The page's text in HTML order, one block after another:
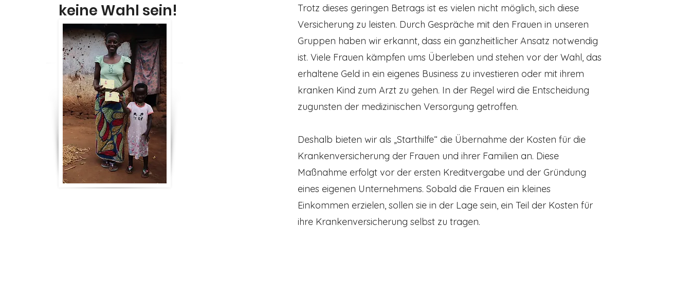
keine Wahl sein!
Trotz dieses geringen Betrags ist es vielen nicht möglich, sich diese
Versicherung zu leisten. Durch Gespräche mit den Frauen in unseren
Gruppen haben wir erkannt, dass ein ganzheitlicher Ansatz notwendig
ist. Viele Frauen kämpfen ums Überleben und stehen vor der Wahl, das
erhaltene Geld in ein eigenes Business zu investieren oder mit ihrem
kranken Kind zum Arzt zu gehen. In der Regel wird die Entscheidung
zugunsten der medizinischen Versorgung getroffen.
Deshalb bieten wir als „Starthilfe“ die Übernahme der Kosten für die
Krankenversicherung der Frauen und ihrer Familien an. Diese
Maßnahme erfolgt vor der ersten Kreditvergabe und der Gründung
eines eigenen Unternehmens. Sobald die Frauen ein kleines
Einkommen erzielen, sollen sie in der Lage sein, ein Teil der Kosten für
ihre Krankenversicherung selbst zu tragen.